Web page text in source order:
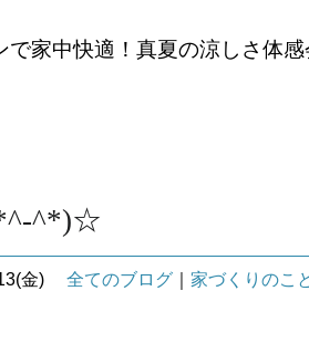
で家中快適！真夏の涼しさ体感
^*)☆
金) 全てのブログ 家づくりのこ